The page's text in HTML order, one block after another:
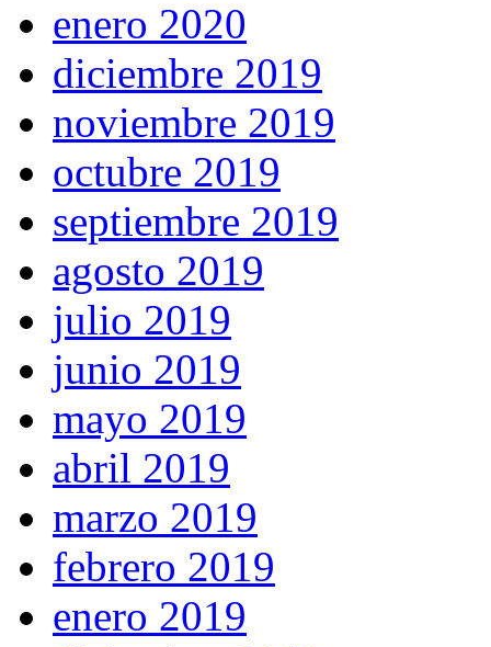
enero 2020
diciembre 2019
noviembre 2019
octubre 2019
septiembre 2019
agosto 2019
julio 2019
junio 2019
mayo 2019
abril 2019
marzo 2019
febrero 2019
enero 2019